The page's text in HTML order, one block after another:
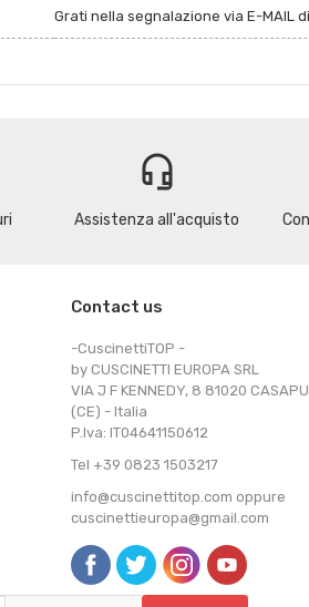
Grati nella segnalazione via E-MAIL
headset_mic
Assistenza all'acquisto
Contact us
-CuscinettiTOP -
by CUSCINETTI EUROPA SRL
VIA J F KENNEDY, 8 81020
(CE) - Italia
P.Iva: IT04641150612
Tel +39 0823 1503217
info@cuscinettitop.com oppure
cuscinettieuropa@gmail.com